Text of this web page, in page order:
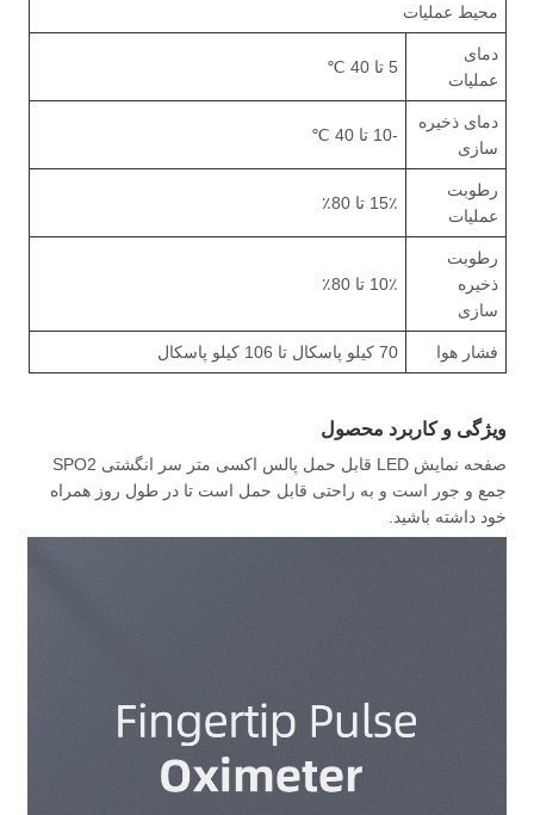
محیط عملیات
دمای
عملیات
5 تا 40 ℃
دمای ذخیره
سازی
-10 تا 40 ℃
رطوبت
عملیات
15٪ تا 80٪
رطوبت
ذخیره
سازی
10٪ تا 80٪
فشار هوا 70 کیلو پاسکال تا 106 کیلو پاسکال
ویژگی و کاربرد محصول
صفحه نمایش LED قابل حمل پالس اکسی متر سر انگشتی SPO2
جمع و جور است و به راحتی قابل حمل است تا در طول روز همراه
خود داشته باشید.